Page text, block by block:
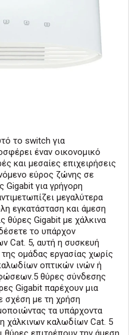
το switch για
έναν οικονομικό
και μεσαίες επιχειρήσεις
εύρος ζώνης σε
Gigabit για γρήγορη
μεγαλύτερα
εγκατάσταση και άμεση
θύρες Gigabit με χάλκινα
το υπάρχον
Cat. 5, αυτή η συσκευή
ομάδας εργασίας χωρίς
οπτικών ινών ή
θύρες σύνδεσης
Gigabit παρέχουν μια
σχέση με τη χρήση
τα υπάρχοντα
χάλκινων καλωδίων Cat. 5